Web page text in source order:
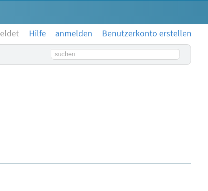
Hilfe anmelden
Benutzerkonto erstellen
Suchbegriff